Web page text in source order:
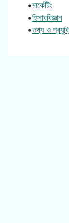
•মার্কেটিং
•হিসাববিজ্ঞান
•তথ্য ও